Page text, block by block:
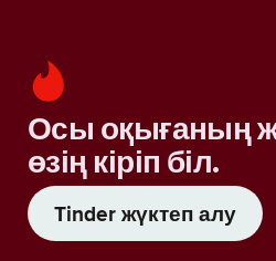
Осы оқығаның
өзің кіріп біл.
Tinder жүктеп алу